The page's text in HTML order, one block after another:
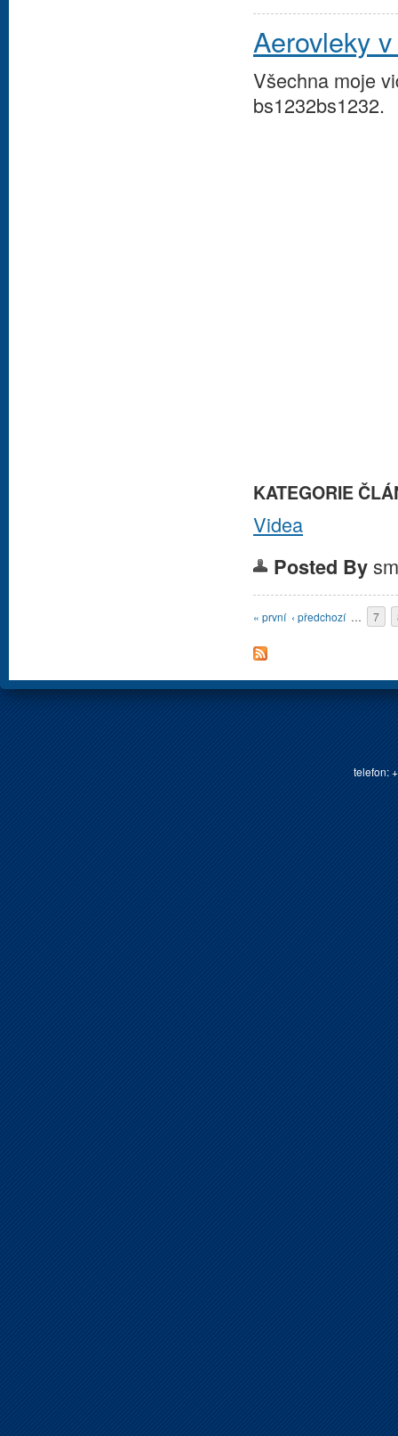
Aerovleky
Všechna moje
bs1232bs1232.
KATEGORIE
Videa
Posted By
Stránky
« první ‹ předchozí … 7
telefon: